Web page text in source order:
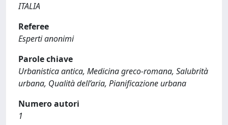
ITALIA
Referee
Esperti anonimi
Parole chiave
Urbanistica antica, Medicina greco-romana, Salubrità
urbana, Qualità dell’aria, Pianificazione urbana
Numero autori
1